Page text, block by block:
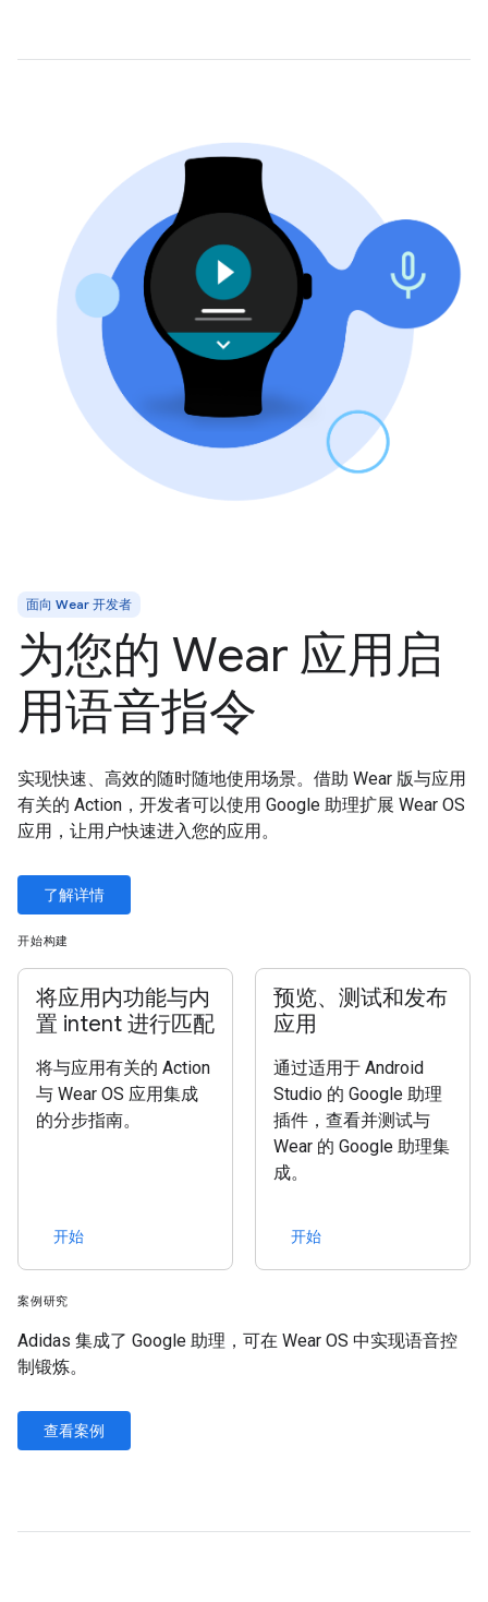
面向 Wear 开发者
为您的 Wear 应用启
用语音指令
实现快速、高效的随时随地使用场景。借助 Wear 版与应用
有关的 Action，开发者可以使用 Google 助理扩展 Wear OS
应用，让用户快速进入您的应用。
了解详情
开始构建
将应用内功能与内
置 intent 进行匹配
将与应用有关的 Action
与 Wear OS 应用集成
的分步指南。
开始
预览、测试和发布
应用
通过适用于 Android
Studio 的 Google 助理
插件，查看并测试与
Wear 的 Google 助理集
成。
开始
案例研究
Adidas 集成了 Google 助理，可在 Wear OS 中实现语音控
制锻炼。
查看案例